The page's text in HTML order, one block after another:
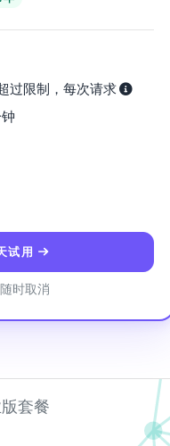
过限制，每次请求
试用
时取消
套餐
以问我 — 端点、价格、集成技
参数？